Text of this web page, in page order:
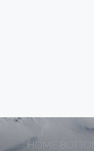
HOME